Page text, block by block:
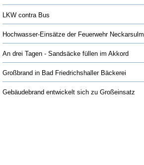
LKW contra Bus
Hochwasser-Einsätze der Feuerwehr Neckarsulm
An drei Tagen - Sandsäcke füllen im Akkord
Großbrand in Bad Friedrichshaller Bäckerei
Gebäudebrand entwickelt sich zu Großeinsatz